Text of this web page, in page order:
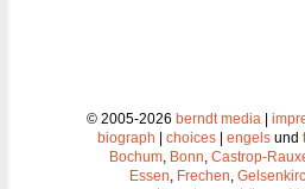
© 2005-2026 berndt media |
biograph | choices | engels und
Bochum Bonn Castrop-
Essen Frechen